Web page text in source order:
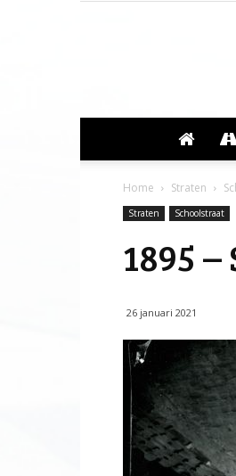
Home Straten
Straten Schoolstraat
1895
26 januari 2021